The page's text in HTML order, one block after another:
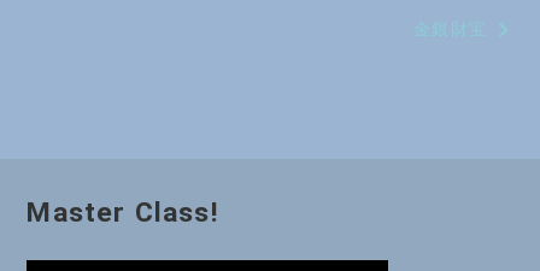
金銀財宝
Master Class!